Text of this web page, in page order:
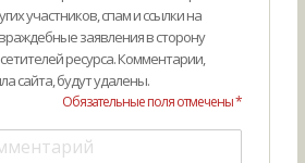
участников, спам и ссылки на
заявления в сторону
ресурса. Комментарии,
сайта, будут удалены.
Обязательные поля отмечены *